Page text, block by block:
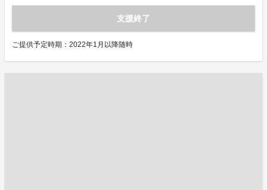
支援終了
ご提供予定時期：2022年1月以降随時